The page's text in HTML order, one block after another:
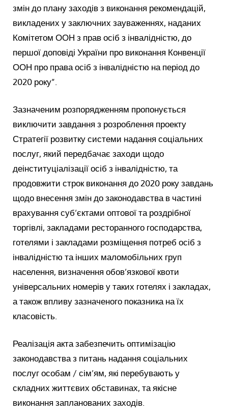
змін до плану заходів з виконання рекомендацій,
викладених у заключних зауваженнях, наданих
Комітетом ООН з прав осіб з інвалідністю, до
першої доповіді України про виконання Конвенції
ООН про права осіб з інвалідністю на період до
2020 року”.
Зазначеним розпорядженням пропонується
виключити завдання з розроблення проекту
Стратегії розвитку системи надання соціальних
послуг, який передбачає заходи щодо
деінституціалізації осіб з інвалідністю, та
продовжити строк виконання до 2020 року завдань
щодо внесення змін до законодавства в частині
врахування суб’єктами оптової та роздрібної
торгівлі, закладами ресторанного господарства,
готелями і закладами розміщення потреб осіб з
інвалідністю та інших маломобільних груп
населення, визначення обов’язкової квоти
універсальних номерів у таких готелях і закладах,
а також впливу зазначеного показника на їх
класовість.
Реалізація акта забезпечить оптимізацію
законодавства з питань надання соціальних
послуг особам / сім’ям, які перебувають у
складних життєвих обставинах, та якісне
виконання запланованих заходів.